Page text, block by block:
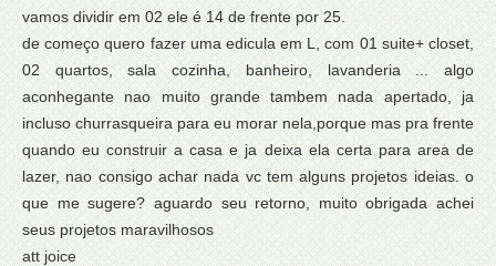
vamos dividir em 02 ele é 14 de frente por 25.
de começo quero fazer uma edicula em L, com 01 suite+ closet,
02 quartos, sala cozinha, banheiro, lavanderia ... algo
aconhegante nao muito grande tambem nada apertado, ja
incluso churrasqueira para eu morar nela,porque mas pra frente
quando eu construir a casa e ja deixa ela certa para area de
lazer, nao consigo achar nada vc tem alguns projetos ideias. o
que me sugere? aguardo seu retorno, muito obrigada achei
seus projetos maravilhosos
att joice